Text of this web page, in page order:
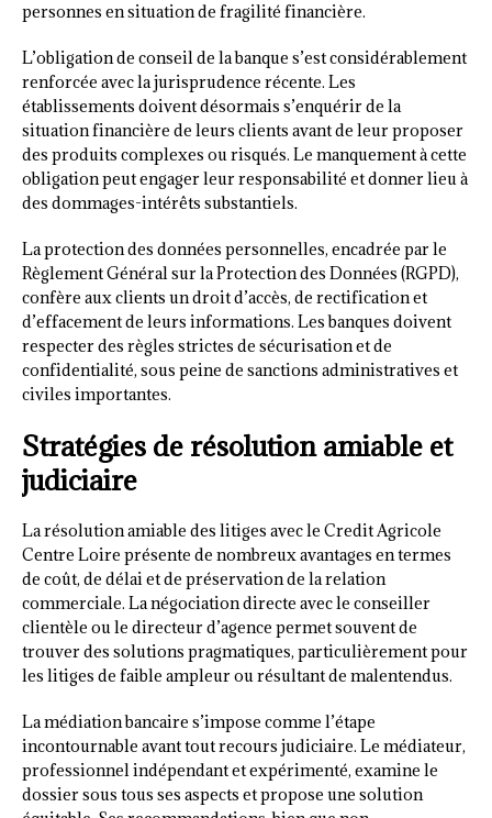
personnes en situation de fragilité financière.
L’obligation de conseil de la banque s’est considérablement
renforcée avec la jurisprudence récente. Les
établissements doivent désormais s’enquérir de la
situation financière de leurs clients avant de leur proposer
des produits complexes ou risqués. Le manquement à cette
obligation peut engager leur responsabilité et donner lieu à
des dommages-intérêts substantiels.
La protection des données personnelles, encadrée par le
Règlement Général sur la Protection des Données (RGPD),
confère aux clients un droit d’accès, de rectification et
d’effacement de leurs informations. Les banques doivent
respecter des règles strictes de sécurisation et de
confidentialité, sous peine de sanctions administratives et
civiles importantes.
Stratégies de résolution amiable et
judiciaire
La résolution amiable des litiges avec le Credit Agricole
Centre Loire présente de nombreux avantages en termes
de coût, de délai et de préservation de la relation
commerciale. La négociation directe avec le conseiller
clientèle ou le directeur d’agence permet souvent de
trouver des solutions pragmatiques, particulièrement pour
les litiges de faible ampleur ou résultant de malentendus.
La médiation bancaire s’impose comme l’étape
incontournable avant tout recours judiciaire. Le médiateur,
professionnel indépendant et expérimenté, examine le
dossier sous tous ses aspects et propose une solution